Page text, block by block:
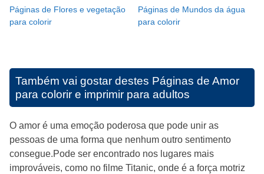
Páginas de Flores e vegetação
para colorir
Páginas de Mundos da água
para colorir
Também vai gostar destes Páginas de Amor
para colorir e imprimir para adultos
O amor é uma emoção poderosa que pode unir as
pessoas de uma forma que nenhum outro sentimento
consegue.Pode ser encontrado nos lugares mais
improváveis, como no filme Titanic, onde é a força motriz